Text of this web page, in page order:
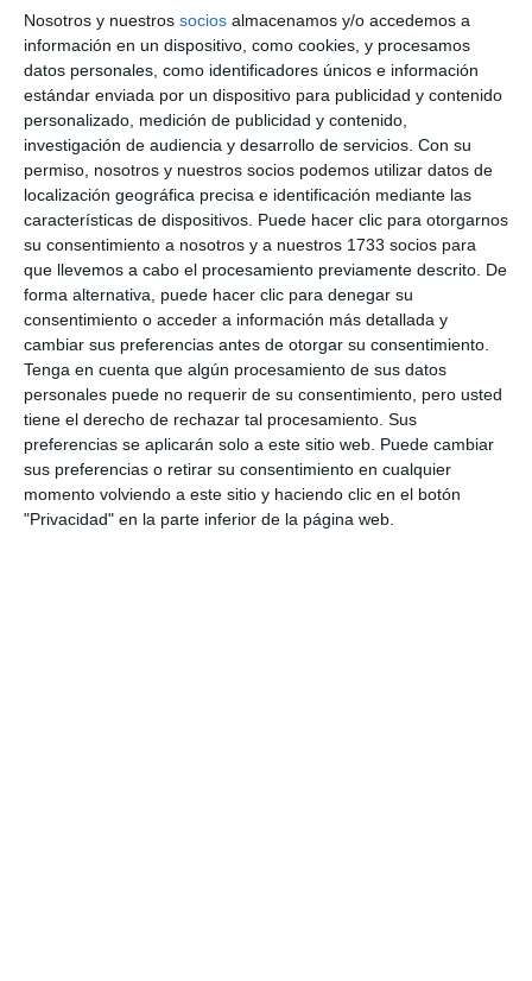
Nosotros y nuestros socios almacenamos y/o accedemos a
información en un dispositivo, como cookies, y procesamos
datos personales, como identificadores únicos e información
estándar enviada por un dispositivo para publicidad y contenido
personalizado, medición de publicidad y contenido,
investigación de audiencia y desarrollo de servicios. Con su
permiso, nosotros y nuestros socios podemos utilizar datos de
localización geográfica precisa e identificación mediante las
características de dispositivos. Puede hacer clic para otorgarnos
su consentimiento a nosotros y a nuestros 1733 socios para
que llevemos a cabo el procesamiento previamente descrito. De
forma alternativa, puede hacer clic para denegar su
consentimiento o acceder a información más detallada y
cambiar sus preferencias antes de otorgar su consentimiento.
Tenga en cuenta que algún procesamiento de sus datos
personales puede no requerir de su consentimiento, pero usted
tiene el derecho de rechazar tal procesamiento. Sus
preferencias se aplicarán solo a este sitio web. Puede cambiar
sus preferencias o retirar su consentimiento en cualquier
momento volviendo a este sitio y haciendo clic en el botón
"Privacidad" en la parte inferior de la página web.
hacer que sus productos nocivos parezcan
atractivos.
En base a este lema, la propuesta de este concurso
es realizar trabajos en cualquier formato que “le
quite la máscara al tabaco” mostrando las
sustancias y productos que se inhalan fumando bien
a través de cigarrillos electrónicos, cachimbas u
otros dispositivos.
A través de esta propuesta de sensibilización se
pretende aumentar la percepción de riesgo entre la
población adolescente sobre el uso de estos
dispositivos. Los trabajos ganadores podrán ser
difundidos con fines didácticos y/o informativos en
los medios de comunicación locales, redes sociales